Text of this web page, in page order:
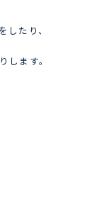
たり、
します。